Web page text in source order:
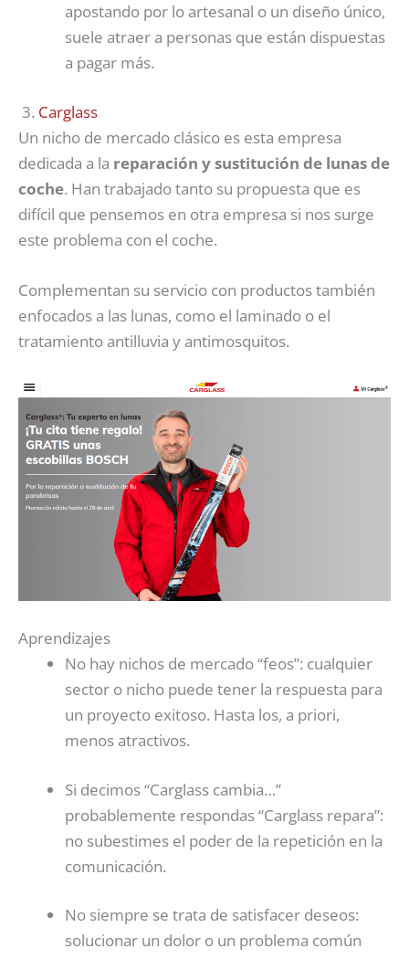
apostando por lo artesanal o un diseño único,
suele atraer a personas que están dispuestas
a pagar más.
3. Carglass
Un nicho de mercado clásico es esta empresa
dedicada a la reparación y sustitución de lunas de
coche. Han trabajado tanto su propuesta que es
difícil que pensemos en otra empresa si nos surge
este problema con el coche.
Complementan su servicio con productos también
enfocados a las lunas, como el laminado o el
tratamiento antilluvia y antimosquitos.
Aprendizajes
No hay nichos de mercado “feos”: cualquier
sector o nicho puede tener la respuesta para
un proyecto exitoso. Hasta los, a priori,
menos atractivos.
Si decimos “Carglass cambia…”
probablemente respondas “Carglass repara”:
no subestimes el poder de la repetición en la
comunicación.
No siempre se trata de satisfacer deseos:
solucionar un dolor o un problema común